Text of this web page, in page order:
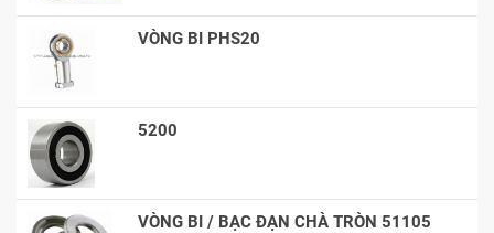
VÒNG BI PHS20
5200
VÒNG BI / BẠC ĐẠN CHÀ TRÒN 51105